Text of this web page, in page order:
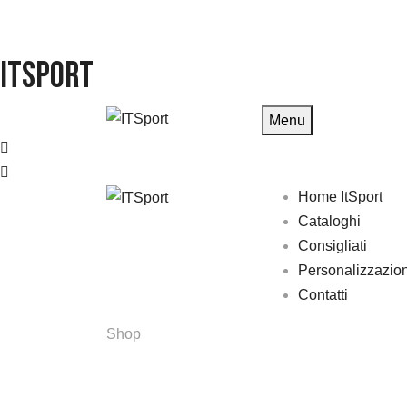
ITSport
Menu
Home ItSport
Cataloghi
Consigliati
Contatti
Shop